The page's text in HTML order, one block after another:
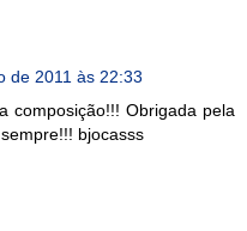
de 2011 às 22:33
composição!!! Obrigada pela
bjocasss